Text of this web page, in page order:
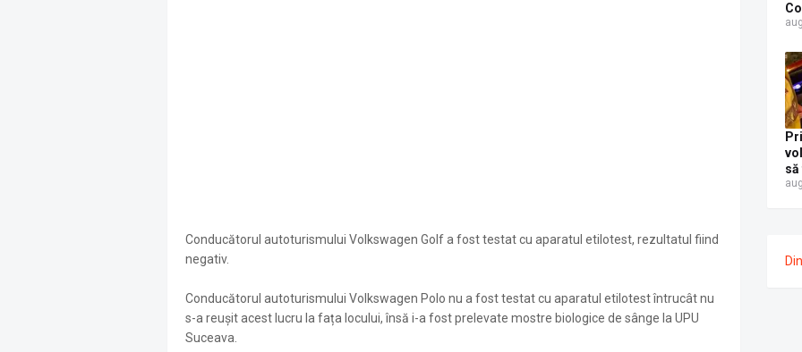
Conducătorul autoturismului Volkswagen Golf a fost testat cu aparatul etilotest, rezultatul fiind
negativ.
Conducătorul autoturismului Volkswagen Polo nu a fost testat cu aparatul etilotest întrucât nu
s-a reușit acest lucru la fața locului, însă i-a fost prelevate mostre biologice de sânge la UPU
Suceava.
să